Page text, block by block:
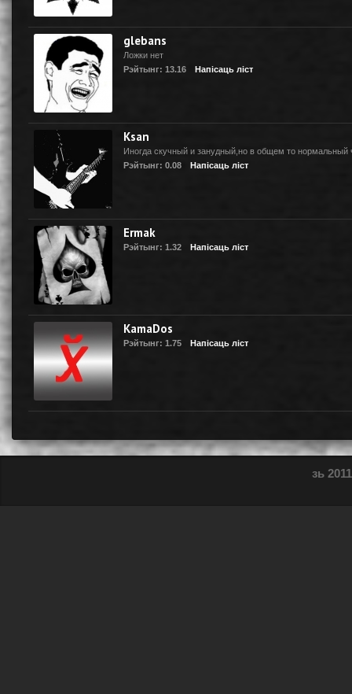
glebans
Ложки нет
Рэйтынг: 13.16
Напісаць ліст
Ksan
Иногда скучный и занудный,но в общем то нормальный
Рэйтынг: 0.08
Напісаць ліст
Ermak
Рэйтынг: 1.32 Напісаць ліст
KamaDos
Рэйтынг: 1.75 Напісаць ліст
зь 2011